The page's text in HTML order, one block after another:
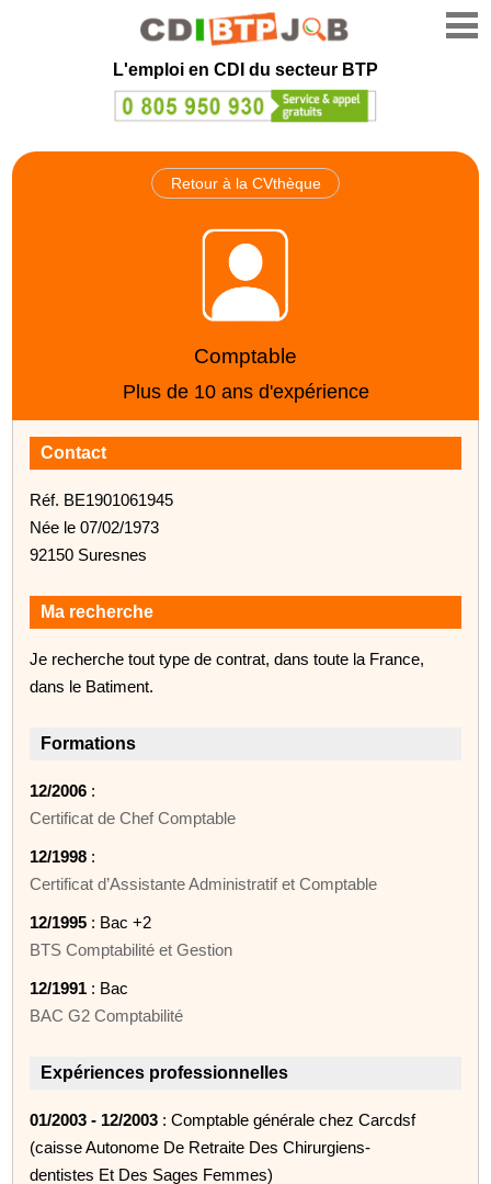
L'emploi en CDI du secteur BTP
Retour à la CVthèque
Comptable
Plus de 10 ans d'expérience
Contact
Réf. BE1901061945
Née le 07/02/1973
92150 Suresnes
Ma recherche
Je recherche tout type de contrat, dans toute la France,
dans le Batiment.
Formations
12/2006 :
Certificat de Chef Comptable
12/1998 :
Certificat d’Assistante Administratif et Comptable
12/1995 : Bac +2
BTS Comptabilité et Gestion
12/1991 : Bac
BAC G2 Comptabilité
Expériences professionnelles
01/2003 - 12/2003 : Comptable générale chez Carcdsf
(caisse Autonome De Retraite Des Chirurgiens-
dentistes Et Des Sages Femmes)